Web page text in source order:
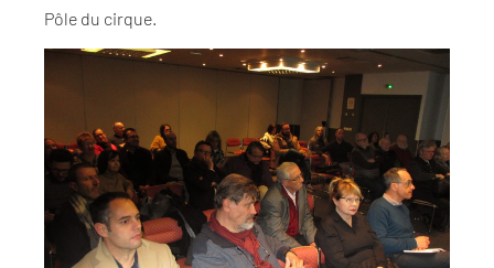
Pôle du cirque.